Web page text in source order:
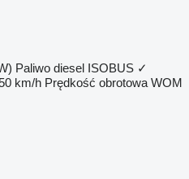
Paliwo diesel ISOBUS ✓
km/h Prędkość obrotowa WOM